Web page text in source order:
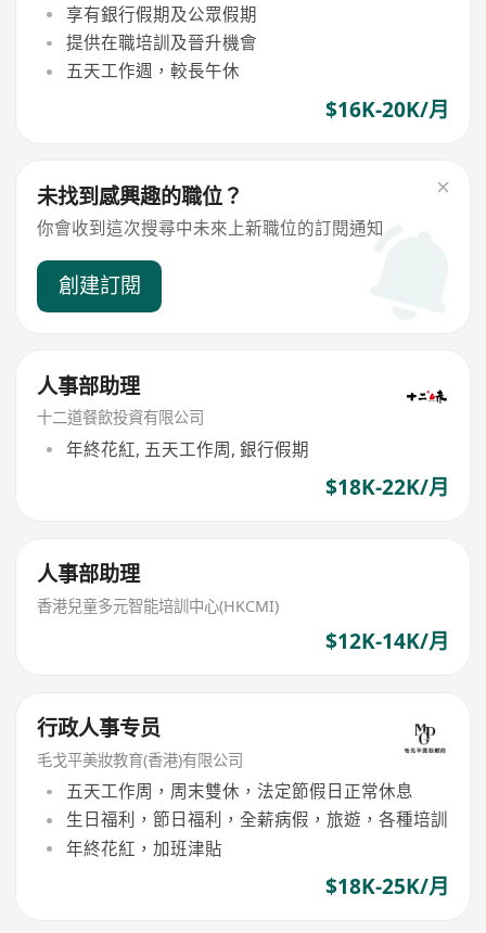
享有銀行假期及公眾假期
提供在職培訓及晉升機會
五天工作週，較長午休
$16K-20K/月
未找到感興趣的職位？
你會收到這次搜尋中未來上新職位的訂閱通知
創建訂閱
人事部助理
十二道餐飲投資有限公司
年終花紅, 五天工作周, 銀行假期
$18K-22K/月
人事部助理
香港兒童多元智能培訓中心(HKCMI)
$12K-14K/月
行政人事专员
毛戈平美妝教育(香港)有限公司
五天工作周，周末雙休，法定節假日正常休息
生日福利，節日福利，全薪病假，旅遊，各種培訓
年終花紅，加班津貼
$18K-25K/月